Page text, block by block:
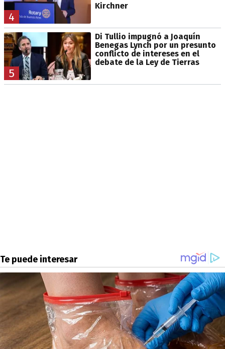
4
Kirchner
5
Di Tullio impugnó a Joaquín
Benegas Lynch por un presunto
conflicto de intereses en el
debate de la Ley de Tierras